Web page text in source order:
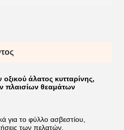
άλατος κυτταρίνης,
πλαισίων θεαμάτων
για το φύλλο ασβεστίου,
των πελατών,